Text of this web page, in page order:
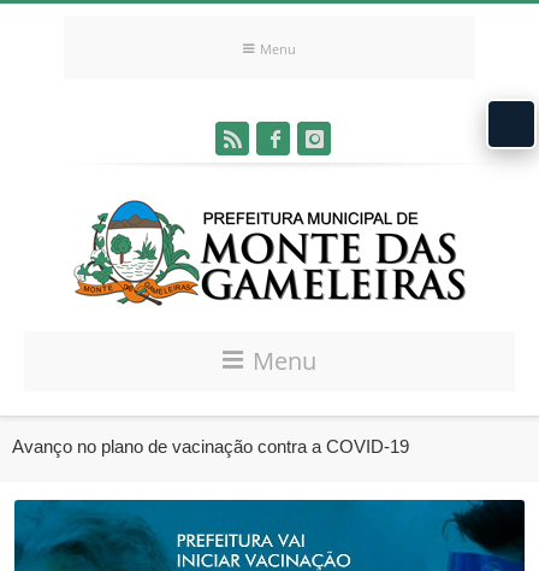
Menu
Menu
Avanço no plano de vacinação contra a COVID-19